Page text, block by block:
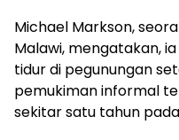
Michael Markson,
Malawi, mengatakan,
tidur di pegunungan
pemukiman informal
sekitar satu tahun